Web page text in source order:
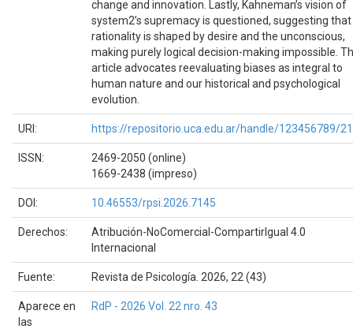
change and innovation. Lastly, Kahneman’s vision of
system2’s supremacy is questioned, suggesting that
rationality is shaped by desire and the unconscious,
making purely logical decision-making impossible.
article advocates reevaluating biases as integral to
human nature and our historical and psychological
evolution.
URI: https://repositorio.uca.edu.ar/handle/123456789/
ISSN:
2469-2050 (online)
1669-2438 (impreso)
DOI: 10.46553/rpsi.2026.7145
Derechos:
Atribución-NoComercial-CompartirIgual 4.0
Internacional
Fuente: Revista de Psicología. 2026, 22 (43)
Aparece en
las
RdP - 2026 Vol. 22 nro. 43